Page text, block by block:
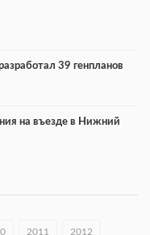
39 генпланов
на въезде в Нижний
заседание АТК и
2011 2012